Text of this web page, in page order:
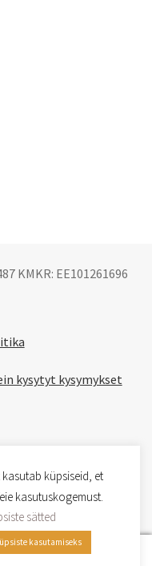
KMKR: EE101261696
kysytyt kysymykset
kasutab küpsiseid, et
kasutuskogemust.
sätted
kasutamiseks